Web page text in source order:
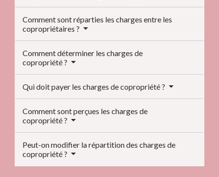
Comment sont réparties les charges entre les
copropriétaires ?
Comment déterminer les charges de
copropriété ?
Qui doit payer les charges de copropriété ?
Comment sont perçues les charges de
copropriété ?
Peut-on modifier la répartition des charges de
copropriété ?